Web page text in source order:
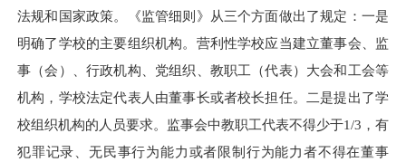
法规和国家政策。《监管细则》从三个方面做出了规定：一是
明确了学校的主要组织机构。营利性学校应当建立董事会、监
事（会）、行政机构、党组织、教职工（代表）大会和工会等
机构，学校法定代表人由董事长或者校长担任。二是提出了学
校组织机构的人员要求。监事会中教职工代表不得少于1/3，有
犯罪记录、无民事行为能力或者限制行为能力者不得在董事